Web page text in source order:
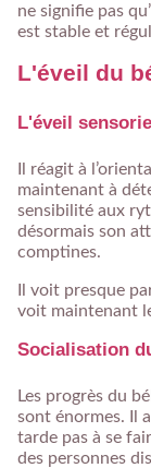
ne signifie pas
est stable et
L'éveil du
L'éveil
Il réagit à
maintenant à
sensibilité aux
désormais son
comptines.
Il voit presque
voit maintenant
Socialisation
Les progrès du
sont énormes. Il
tarde pas à se
des personnes